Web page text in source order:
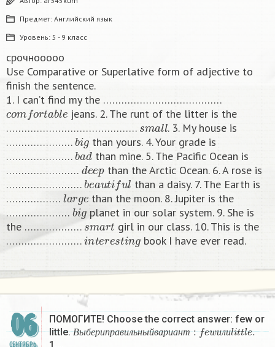
Предмет: Английский язык
Уровень: 5 - 9 класс
срочнооооо
Use Comparative or Superlative form of adjective to
finish the sentence.
1. I can’t find my the …………………………………
co mfor table jeans. 2. The runt of the litter is the
……………………………………. small. 3. My house is
………………….big than yours. 4. Your grade is
………………….badthan mine. 5. The Pacific Ocean is
…………………… de epthan the Arctic Ocean. 6. A rose is
…………………….beau tiful than a daisy. 7. The Earth is
……………… large than the moon. 8. Jupiter is the
………………… big planet in our solar system. 9. She is
the ……………….s mart girl in our class. 10. This is the
……………………. interes tin g book I have ever read.​
06
СЕНТЯБРЬ
ПОМОГИТЕ! Choose the correct answer: few or
little.В ы б е р и пр а в ил ьн ы й в а р и а н т ил и
В б ьн н ил иl